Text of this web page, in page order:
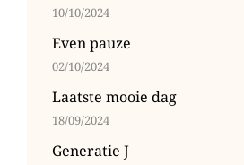
10/10/2024
Even pauze
02/10/2024
Laatste mooie dag
18/09/2024
Generatie J